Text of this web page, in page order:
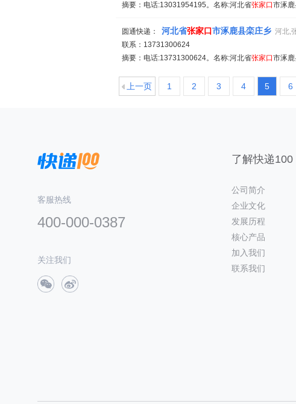
摘要：电话:13031954195。名称:河北省张家口市涿
圆通快递： 河北省张家口市涿鹿县栾庄乡 河北,
联系：13731300624
摘要：电话:13731300624。名称:河北省张家口市涿
上一页 1 2 3 4 5 6
客服热线
400-000-0387
关注我们
了解快递100
公司简介
企业文化
发展历程
核心产品
加入我们
联系我们